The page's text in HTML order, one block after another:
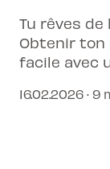
Tu rêves
Obtenir ton
facile avec
sécurité.
16.02.2026 ·